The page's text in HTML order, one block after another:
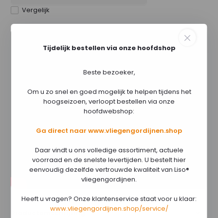
Vergelijk
Productomschrijving
Tijdelijk bestellen via onze hoofdshop
Beste bezoeker,
Om u zo snel en goed mogelijk te helpen tijdens het
hoogseizoen, verloopt bestellen via onze
hoofdwebshop:
Ga direct naar www.vliegengordijnen.shop
Daar vindt u ons volledige assortiment, actuele
voorraad en de snelste levertijden. U bestelt hier
eenvoudig dezelfde vertrouwde kwaliteit van Liso®
vliegengordijnen.
Heeft u vragen? Onze klantenservice staat voor u klaar:
www.vliegengordijnen.shop/service/